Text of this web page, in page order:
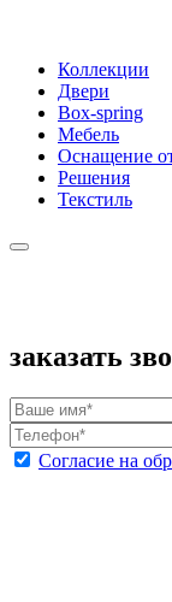
Коллекции
Двери
Box-spring
Мебель
Оснащение
Решения
Текстиль
заказать
Согласие на